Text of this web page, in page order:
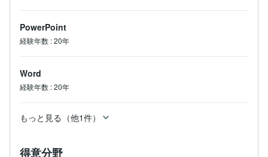
PowerPoint
経験年数 :20年
Word
経験年数 :20年
もっと見る（他1件）
得意分野